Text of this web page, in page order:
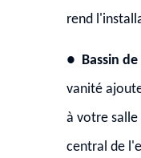
rend
● Bassin
vanité
à votre
central de